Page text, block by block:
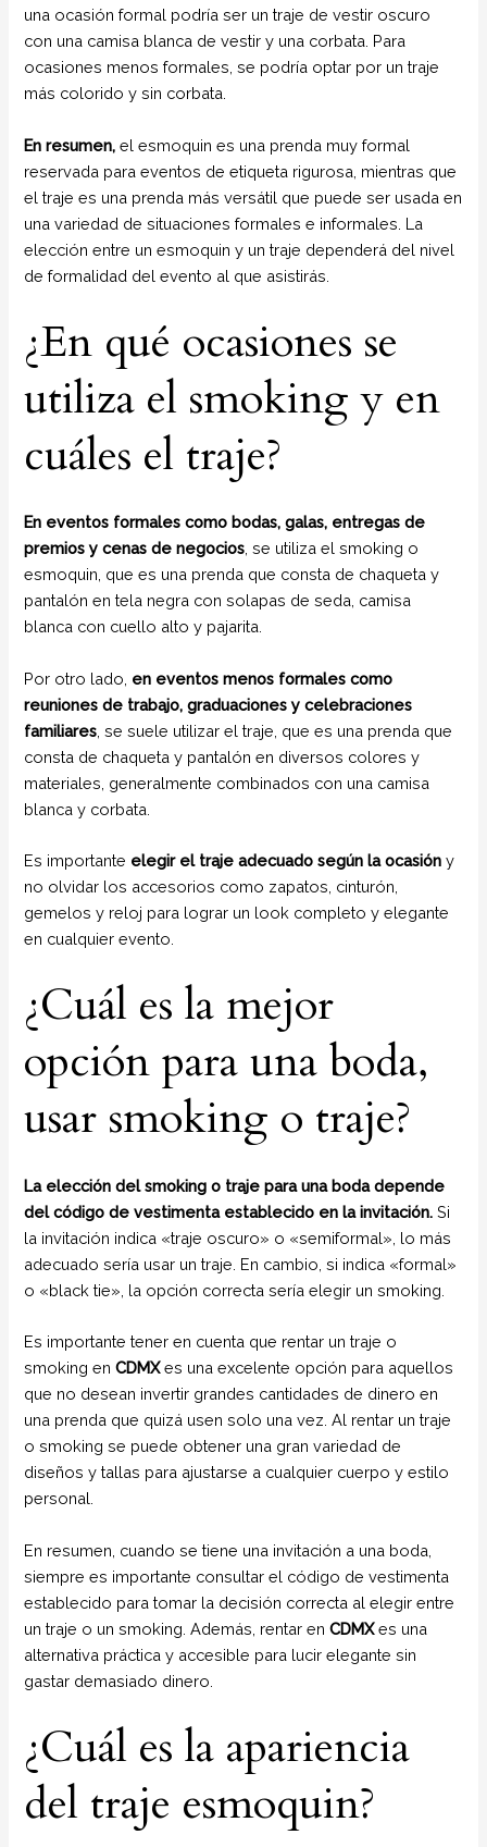
una ocasión formal podría ser un traje de vestir oscuro
con una camisa blanca de vestir y una corbata. Para
ocasiones menos formales, se podría optar por un traje
más colorido y sin corbata.
En resumen, el esmoquin es una prenda muy formal
reservada para eventos de etiqueta rigurosa, mientras que
el traje es una prenda más versátil que puede ser usada en
una variedad de situaciones formales e informales. La
elección entre un esmoquin y un traje dependerá del nivel
de formalidad del evento al que asistirás.
¿En qué ocasiones se
utiliza el smoking y en
cuáles el traje?
En eventos formales como bodas, galas, entregas de
premios y cenas de negocios, se utiliza el smoking o
esmoquin, que es una prenda que consta de chaqueta y
pantalón en tela negra con solapas de seda, camisa
blanca con cuello alto y pajarita.
Por otro lado, en eventos menos formales como
reuniones de trabajo, graduaciones y celebraciones
familiares , se suele utilizar el traje, que es una prenda que
consta de chaqueta y pantalón en diversos colores y
materiales, generalmente combinados con una camisa
blanca y corbata.
Es importante elegir el traje adecuado según la ocasión y
no olvidar los accesorios como zapatos, cinturón,
gemelos y reloj para lograr un look completo y elegante
en cualquier evento.
¿Cuál es la mejor
opción para una boda,
usar smoking o traje?
La elección del smoking o traje para una boda depende
del código de vestimenta establecido en la invitación. Si
la invitación indica «traje oscuro» o «semiformal», lo más
adecuado sería usar un traje. En cambio, si indica «formal»
o «black tie», la opción correcta sería elegir un smoking.
Es importante tener en cuenta que rentar un traje o
smoking enCDMXes una excelente opción para aquellos
que no desean invertir grandes cantidades de dinero en
una prenda que quizá usen solo una vez. Al rentar un traje
o smoking se puede obtener una gran variedad de
diseños y tallas para ajustarse a cualquier cuerpo y estilo
personal.
En resumen, cuando se tiene una invitación a una boda,
siempre es importante consultar el código de vestimenta
establecido para tomar la decisión correcta al elegir entre
un traje o un smoking. Además, rentar enCDMXes una
alternativa práctica y accesible para lucir elegante sin
gastar demasiado dinero.
¿Cuál es la apariencia
del traje esmoquin?